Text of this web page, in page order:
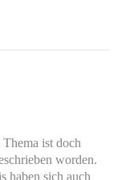
ist doch
worden.
haben sich auch